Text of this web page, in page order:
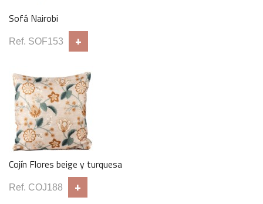
Mesa Auxiliar Ruji Small
Ref. MAB126 +
Sofá Nairobi
Ref. SOF153 +
Cojín Flores beige y turquesa
Ref. COJ188 +